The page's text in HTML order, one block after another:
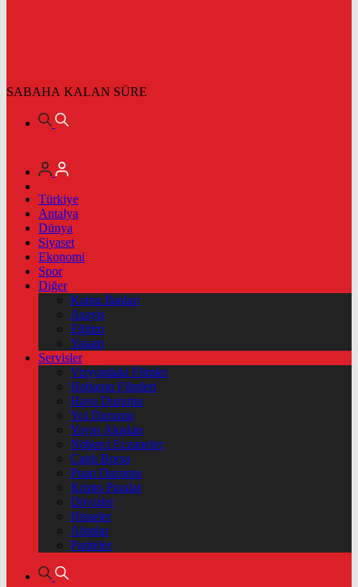
SABAHA KALAN SÜRE
Türkiye
Antalya
Dünya
Siyaset
Ekonomi
Spor
Diğer
Kamu İlanları
Asayiş
Eğitim
Yaşam
Servisler
Vizyondaki Filmler
Haftanin Filmleri
Hava Durumu
Yol Durumu
Yayın Akışları
Nöbetçi Eczaneler
Canlı Borsa
Puan Durumu
Kripto Paralar
Dövizler
Hisseler
Altınlar
Pariteler